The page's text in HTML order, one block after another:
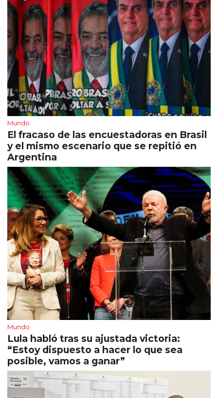
Mundo
El fracaso de las encuestadoras en Brasil
y el mismo escenario que se repitió en
Argentina
Mundo
Lula habló tras su ajustada victoria:
“Estoy dispuesto a hacer lo que sea
posible, vamos a ganar”